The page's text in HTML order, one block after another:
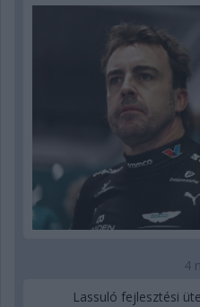
4
Lassuló fejlesztési